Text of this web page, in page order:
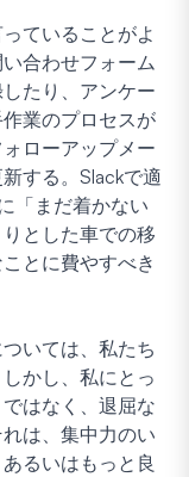
ていることがよ
合わせフォーム
たり、アンケー
業のプロセスが
ローアップメー
する。Slackで適
「まだ着かない
とした車での移
とに費やすべき
いては、私たち
かし、私にとっ
はなく、退屈な
は、集中力のい
るいはもっと良